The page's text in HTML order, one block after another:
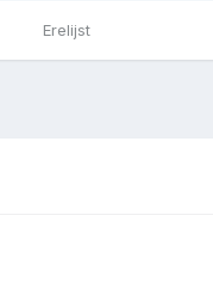
Erelijst